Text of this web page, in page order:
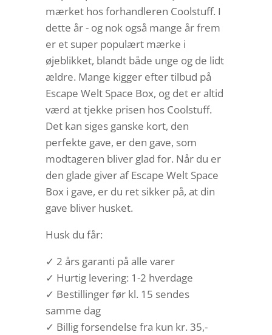
mærket hos forhandleren Coolstuff. I
dette år - og nok også mange år frem
er et super populært mærke i
øjeblikket, blandt både unge og de lidt
ældre. Mange kigger efter tilbud på
Escape Welt Space Box, og det er altid
værd at tjekke prisen hos Coolstuff.
Det kan siges ganske kort, den
perfekte gave, er den gave, som
modtageren bliver glad for. Når du er
den glade giver af Escape Welt Space
Box i gave, er du ret sikker på, at din
gave bliver husket.
Husk du får:
✓ 2 års garanti på alle varer
✓ Hurtig levering: 1-2 hverdage
✓ Bestillinger før kl. 15 sendes
samme dag
✓ Billig forsendelse fra kun kr. 35,-